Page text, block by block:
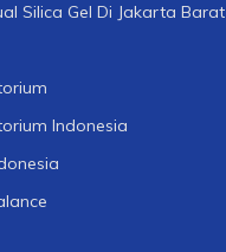
Silica Gel Di Jakarta Barat
Indonesia